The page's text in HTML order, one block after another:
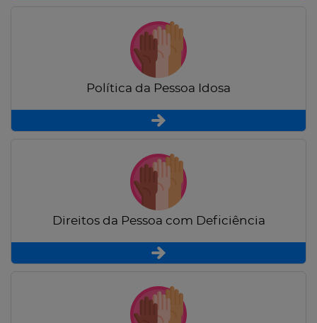
Política da Pessoa Idosa
Direitos da Pessoa com Deficiência